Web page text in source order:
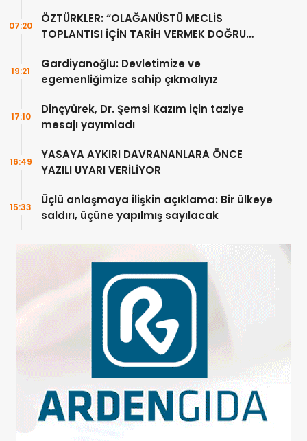
ÖZTÜRKLER: “OLAĞANÜSTÜ MECLİS
TOPLANTISI İÇİN TARİH VERMEK DOĞRU
07:20
Gardiyanoğlu: Devletimize ve
egemenliğimize sahip çıkmalıyız
19:21
Dinçyürek, Dr. Şemsi Kazım için taziye
mesajı yayımladı
17:10
YASAYA AYKIRI DAVRANANLARA ÖNCE
YAZILI UYARI VERİLİYOR
16:49
Üçlü anlaşmaya ilişkin açıklama: Bir ülkeye
saldırı, üçüne yapılmış sayılacak
15:33